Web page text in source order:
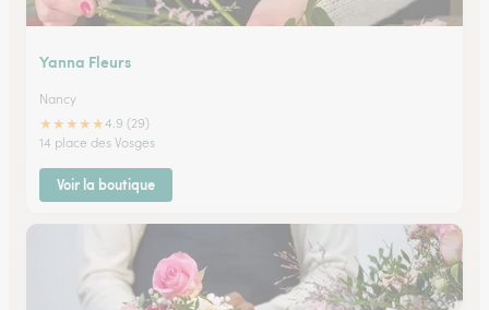
Yanna Fleurs
Nancy
★★★★★4.9 (29)
14 place des Vosges
Voir la boutique